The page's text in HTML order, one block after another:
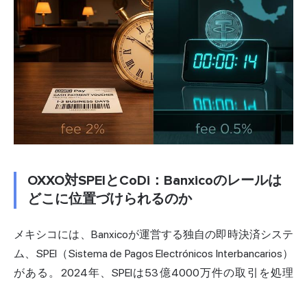
OXXO対SPEIとCoDi：Banxicoのレールは
どこに位置づけられるのか
メキシコには、Banxicoが運営する独自の即時決済システ
ム、SPEI（Sistema de Pagos Electrónicos Interbancarios）
がある。2024年、SPEIは53億4000万件の取引を処理